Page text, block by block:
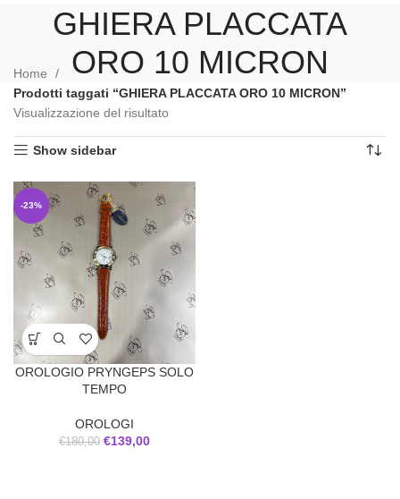
GHIERA PLACCATA
ORO 10 MICRON
Home
Prodotti taggati “GHIERA PLACCATA ORO 10 MICRON”
Visualizzazione del risultato
Show sidebar
-23%
OROLOGIO PRYNGEPS SOLO
TEMPO
OROLOGI
€180,00 €139,00